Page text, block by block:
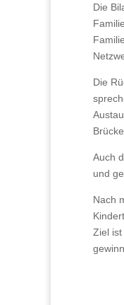
Die
Die
Auch
und
Nach
Ziel